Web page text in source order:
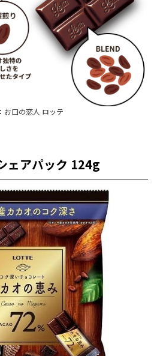
お口の恋人 ロッテ
ェアパック 124g